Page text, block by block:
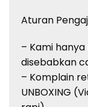
Aturan
– Kami
disebabkan
– Komplain
UNBOXING